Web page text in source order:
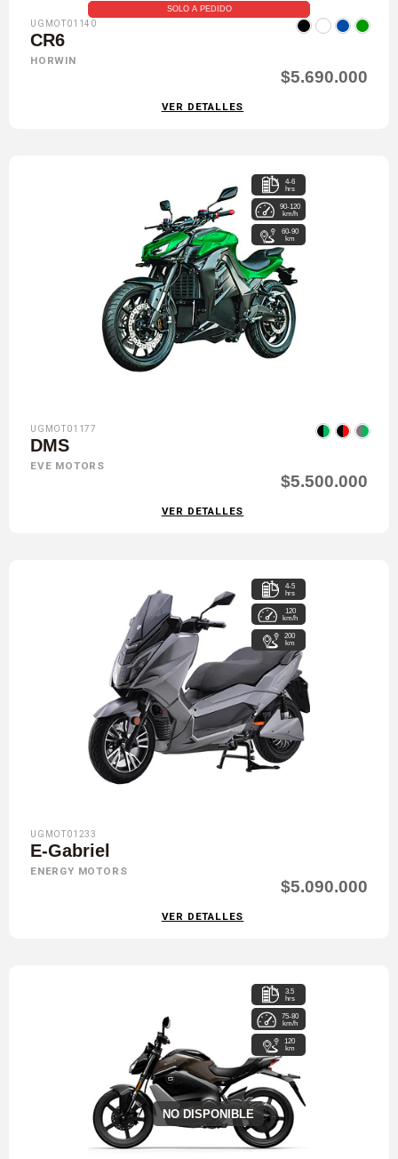
SOLO A PEDIDO
UGMOT01140
CR6
HORWIN
$5.690.000
VER DETALLES
4-6
hrs
90-120
km/h
60-90
km
UGMOT01177
DMS
EVE MOTORS
$5.500.000
VER DETALLES
4-5
hrs
120
km/h
200
km
UGMOT01233
E-Gabriel
ENERGY MOTORS
$5.090.000
VER DETALLES
NO DISPONIBLE
3.5
hrs
75-80
km/h
120
km